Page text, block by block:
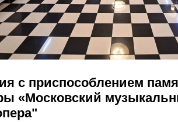
с приспособлением
«Московский